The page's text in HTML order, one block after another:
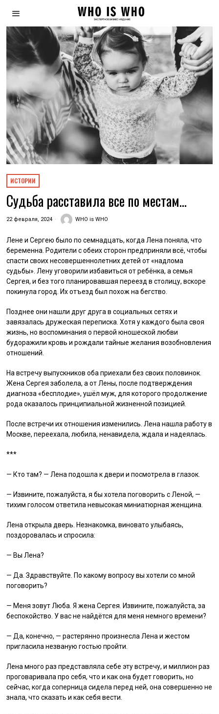
ИСТОРИИ
Судьба расставила все по местам…
22 февраля, 2024 WHO is WHO
Лене и Сергею было по семнадцать, когда Лена поняла, что
беременна. Родители с обеих сторон предприняли всё, чтобы
спасти своих несовершеннолетних детей от «надлома
судьбы». Лену уговорили избавиться от ребёнка, а семья
Сергея, и без того планировавшая переезд в столицу, вскоре
покинула город. Их отъезд был похож на бегство.
Позднее они нашли друг друга в социальных сетях и
завязалась дружеская переписка. Хотя у каждого была своя
жизнь, но воспоминания о первой юношеской любви
будоражили кровь и рождали тайные желания возобновления
отношений.
На встречу выпускников оба приехали без своих половинок.
Жена Сергея заболела, а от Лены, после подтверждения
диагноза «бесплодие», ушёл муж, для которого продолжение
рода оказалось принципиальной жизненной позицией.
После встречи их отношения изменились. Лена нашла работу в
Москве, переехала, любила, ненавидела, ждала и надеялась.
***
— Кто там? — Лена подошла к двери и посмотрела в глазок.
— Извините, пожалуйста, я бы хотела поговорить с Леной, —
тихим голосом ответила невысокая миниатюрная женщина.
Лена открыла дверь. Незнакомка, виновато улыбаясь,
поздоровалась и спросила:
— Вы Лена?
— Да. Здравствуйте. По какому вопросу вы хотели со мной
поговорить?
— Меня зовут Люба. Я жена Сергея. Извините, пожалуйста, за
беспокойство. У вас не найдётся для меня немного времени?
— Да, конечно, — растерянно произнесла Лена и жестом
пригласила незваную гостью пройти.
Лена много раз представляла себе эту встречу, и миллион раз
проговаривала про себя, что и как она будет говорить, но
сейчас, когда соперница сидела перед ней, она совершенно не
знала, что сказать и как себя вести.